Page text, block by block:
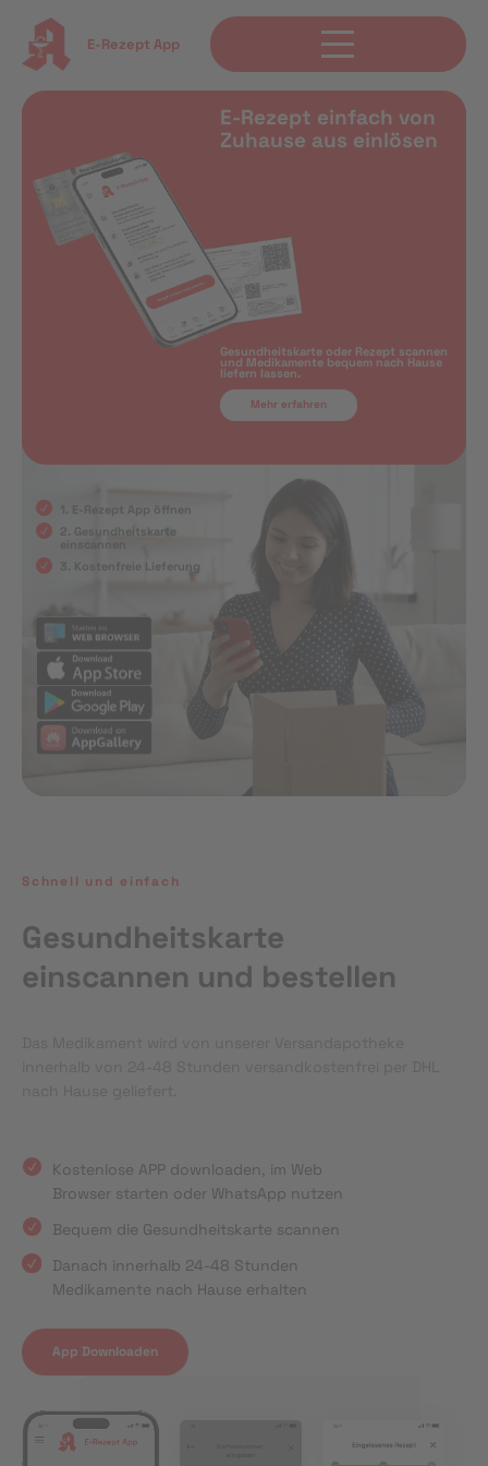
E-Rezept App
E-Rezept einfach von
Zuhause aus einlösen
Gesundheitskarte oder Rezept scannen
und Medikamente bequem nach Hause
liefern lassen.
Mehr erfahren
1. E-Rezept App öffnen
2. Gesundheitskarte
einscannen
3. Kostenfreie Lieferung
Schnell und einfach
Gesundheitskarte
einscannen und bestellen
Kostenlose APP downloaden, im Web
Browser starten oder WhatsApp nutzen
Bequem die Gesundheitskarte scannen
Danach innerhalb 24-48 Stunden
Medikamente nach Hause erhalten
App Downloaden